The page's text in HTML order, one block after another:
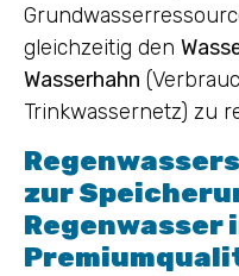
gleichzeitig den
Wasserhahn
Trinkwassernetz) zu
zur
Regenwasser